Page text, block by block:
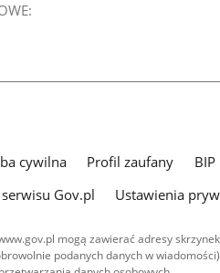
cywilna Profil zaufany BIP
Gov.pl
Ustawienia
mogą zawierać adresy
podanych danych w